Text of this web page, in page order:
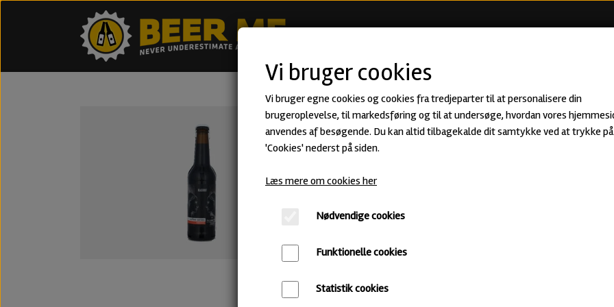
Coffee Series - Indonesia -
79,00 kr.
Imperial Stout · ABV: 11% · Flaske: 33 cl.
Blackout Brewing
Tilføj til kurv
Vi bruger cookies
Vi bruger egne cookies og cookies fra tredjeparter til at personalisere din
brugeroplevelse, til markedsføring og til at undersøge, hvordan vores
anvendes af besøgende. Du kan altid tilbagekalde dit samtykke ved at trykke
'Cookies' nederst på siden.
Læs mere om cookies her
Nødvendige cookies
Funktionelle cookies
Statistik cookies